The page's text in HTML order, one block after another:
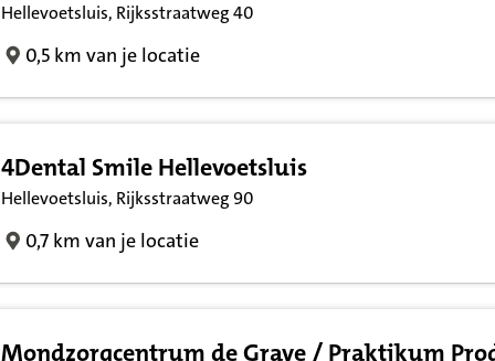
Hellevoetsluis, Rijksstraatweg 40
0,5 km van je locatie
4Dental Smile Hellevoetsluis
Hellevoetsluis, Rijksstraatweg 90
0,7 km van je locatie
Mondzorgcentrum de Grave / Praktikum